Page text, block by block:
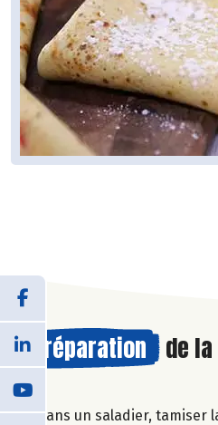
Préparation de la
Dans un saladier, tamiser